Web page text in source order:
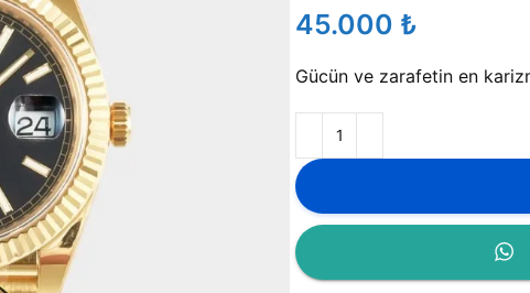
₺
Gücün ve zarafetin en